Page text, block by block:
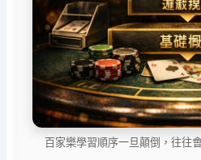
百家樂學習順序一旦顛倒，往往